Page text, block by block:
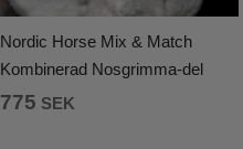
Nordic Horse Mix & Match
Kombinerad Nosgrimma-del
775 SEK